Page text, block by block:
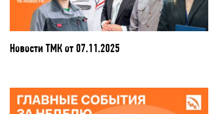
Новости ТМК от 07.11.2025